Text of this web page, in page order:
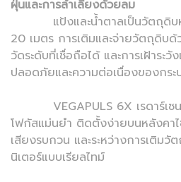
ฝุ่นและการลำเลียงด้วยลม
แป้งและน้ำตาลเป็นวัตถุดิบหลั
20 เมตร การเติมและจ่ายวัตถุดิบ
วัดระดับที่เชื่อถือได้ และการเฝ้าระ
ปลอดภัยและความต่อเนื่องของกระ
VEGAPULS 6X เรดาร์เซน
โฟกัสแม่นยำ ติดตั้งง่ายบนหลังคาไ
เสียงรบกวน และระหว่างการเติม
นิเตอร์แบบเรียลไทม์